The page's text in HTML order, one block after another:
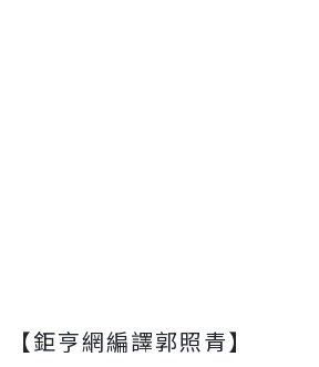
【鉅亨網編譯郭照青】